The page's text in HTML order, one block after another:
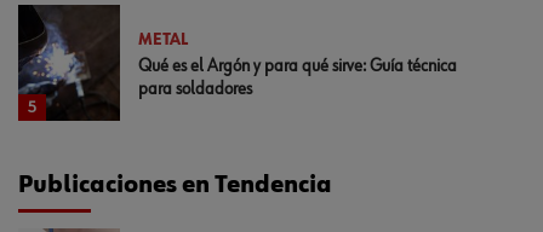
5
METAL
Qué es el Argón y para qué sirve: Guía técnica
para soldadores
Publicaciones en Tendencia